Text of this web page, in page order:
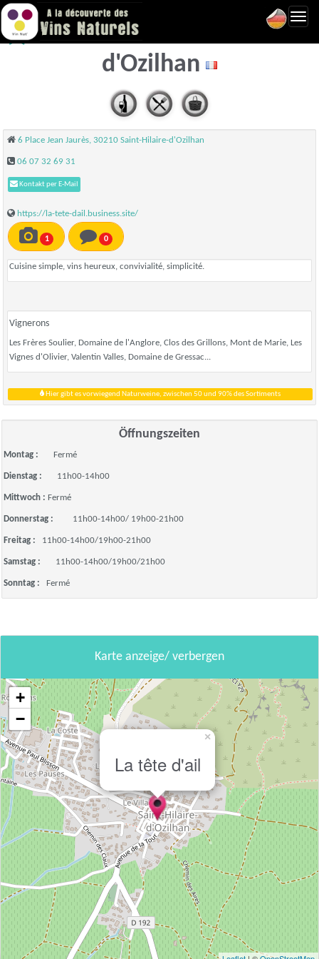
La tête d'ail - Saint-Hilaire-
d'Ozilhan
6 Place Jean Jaurès, 30210 Saint-Hilaire-d'Ozilhan
06 07 32 69 31
Kontakt per E-Mail
https://la-tete-dail.business.site/
1 0
Cuisine simple, vins heureux, convivialité, simplicité.
Vignerons
Les Frères Soulier, Domaine de l'Anglore, Clos des Grillons, Mont de Marie, Les
Vignes d'Olivier, Valentin Valles, Domaine de Gressac...
Hier gibt es vorwiegend Naturweine, zwischen 50 und 90% des Sortiments
Öffnungszeiten
Montag : Fermé
Dienstag : 11h00-14h00
Mittwoch : Fermé
Donnerstag : 11h00-14h00/ 19h00-21h00
Freitag : 11h00-14h00/19h00-21h00
Samstag : 11h00-14h00/19h00/21h00
Sonntag : Fermé
Karte anzeige/ verbergen
La tête d'ail
×
+
−